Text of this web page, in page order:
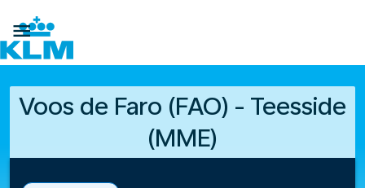

Voos de Faro (FAO) - Teesside
(MME)